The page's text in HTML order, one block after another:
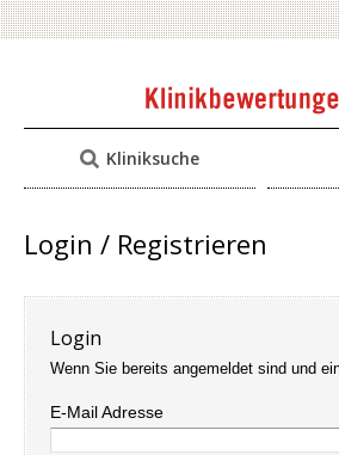
Kliniksuche
Login / Registrieren
Login
Wenn Sie bereits angemeldet sind und
E-Mail Adresse